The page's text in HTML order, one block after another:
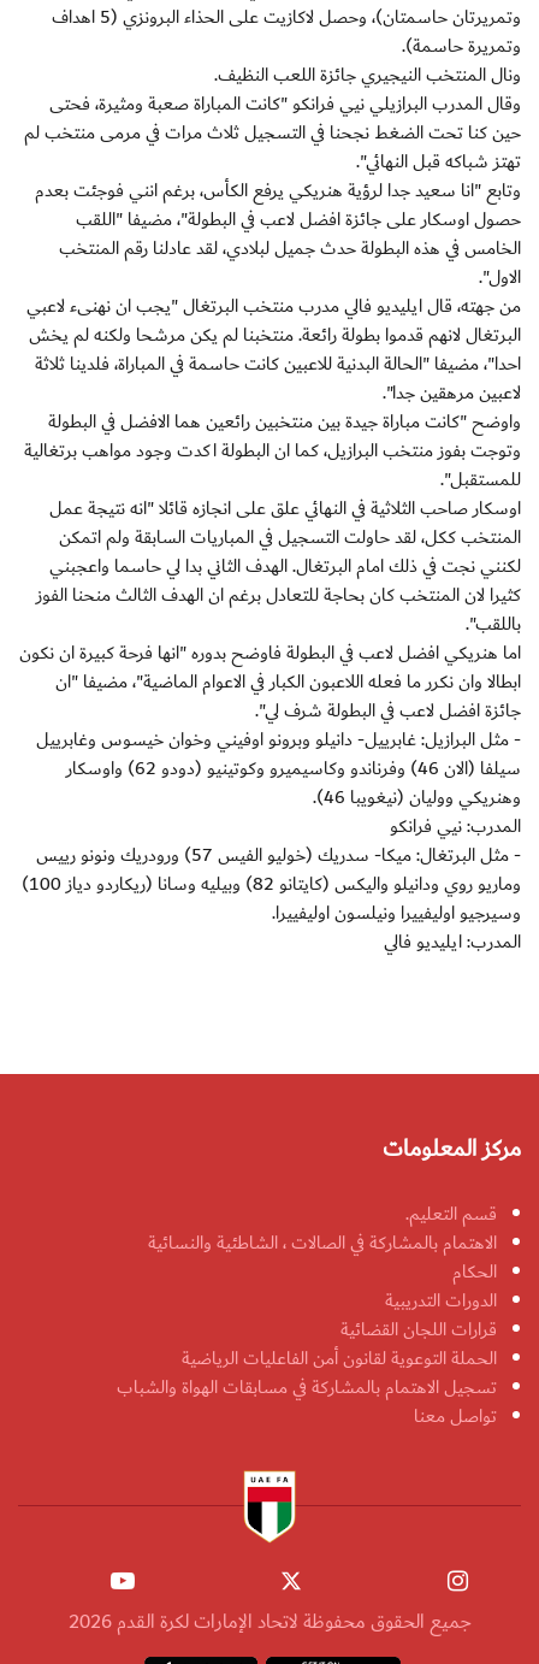
وتمريرتان حاسمتان)، وحصل لاكازيت على الحذاء البرونزي (5 اهداف
وتمريرة حاسمة).
ونال المنتخب النيجيري جائزة اللعب النظيف.
وقال المدرب البرازيلي نيي فرانكو "كانت المباراة صعبة ومثيرة، فحتى
حين كنا تحت الضغط نجحنا في التسجيل ثلاث مرات في مرمى منتخب لم
تهتز شباكه قبل النهائي".
وتابع "انا سعيد جدا لرؤية هنريكي يرفع الكأس، برغم انني فوجئت بعدم
حصول اوسكار على جائزة افضل لاعب في البطولة"، مضيفا "اللقب
الخامس في هذه البطولة حدث جميل لبلادي، لقد عادلنا رقم المنتخب
الاول".
من جهته، قال ايليديو فالي مدرب منتخب البرتغال "يجب ان نهنىء لاعبي
البرتغال لانهم قدموا بطولة رائعة. منتخبنا لم يكن مرشحا ولكنه لم يخش
احدا"، مضيفا "الحالة البدنية للاعبين كانت حاسمة في المباراة، فلدينا ثلاثة
لاعبين مرهقين جدا".
واوضح "كانت مباراة جيدة بين منتخبين رائعين هما الافضل في البطولة
وتوجت بفوز منتخب البرازيل، كما ان البطولة اكدت وجود مواهب برتغالية
للمستقبل".
اوسكار صاحب الثلاثية في النهائي علق على انجازه قائلا "انه نتيجة عمل
المنتخب ككل، لقد حاولت التسجيل في المباريات السابقة ولم اتمكن
لكنني نجت في ذلك امام البرتغال. الهدف الثاني بدا لي حاسما واعجبني
كثيرا لان المنتخب كان بحاجة للتعادل برغم ان الهدف الثالث منحنا الفوز
باللقب".
اما هنريكي افضل لاعب في البطولة فاوضح بدوره "انها فرحة كبيرة ان نكون
ابطالا وان نكرر ما فعله اللاعبون الكبار في الاعوام الماضية"، مضيفا "ان
جائزة افضل لاعب في البطولة شرف لي".
- مثل البرازيل: غابرييل- دانيلو وبرونو اوفيني وخوان خيسوس وغابرييل
سيلفا (الان 46) وفرناندو وكاسيميرو وكوتينيو (دودو 62) واوسكار
وهنريكي ووليان (نيغويبا 46).
المدرب: نيي فرانكو
- مثل البرتغال: ميكا- سدريك (خوليو الفيس 57) ورودريك ونونو رييس
وماريو روي ودانيلو واليكس (كايتانو 82) وبيليه وسانا (ريكاردو دياز 100)
وسيرجيو اوليفييرا ونيلسون اوليفييرا.
المدرب: ايليديو فالي
مركز المعلومات
قسم التعليم.
الاهتمام بالمشاركة في الصالات ، الشاطئية والنسائية
الحكام
الدورات التدريبية
قرارات اللجان القضائية
الحملة التوعوية لقانون أمن الفاعليات الرياضية
تسجيل الاهتمام بالمشاركة في مسابقات الهواة والشباب
تواصل معنا
جميع الحقوق محفوظة لاتحاد الإمارات لكرة القدم 2026